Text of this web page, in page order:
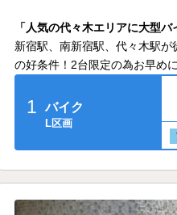
「人気の代々木エリアに大型
新宿駅、南新宿駅、代々木駅
の好条件！2台限定の為お早め
1 バイク
L区画